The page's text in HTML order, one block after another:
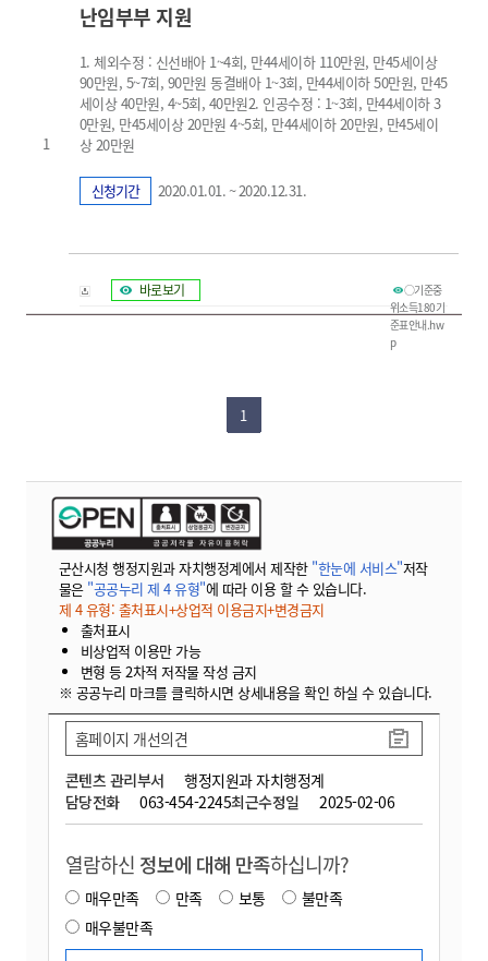
1
난임부부 지원
1. 체외수정 : 신선배아 1~4회, 만44세이하 110만원, 만45세이상
90만원, 5~7회, 90만원 동결배아 1~3회, 만44세이하 50만원, 만45
세이상 40만원, 4~5회, 40만원2. 인공수정 : 1~3회, 만44세이하 3
0만원, 만45세이상 20만원 4~5회, 만44세이하 20만원, 만45세이
상 20만원
신청기간 2020.01.01. ~ 2020.12.31.
○기준중
위소득180기
준표안내.hw
p
바로보기
1
군산시청 행정지원과 자치행정계에서 제작한 "한눈에 서비스"저작
물은 "공공누리 제 4 유형"에 따라 이용 할 수 있습니다.
제 4 유형: 출처표시+상업적 이용금지+변경금지
출처표시
비상업적 이용만 가능
변형 등 2차적 저작물 작성 금지
※ 공공누리 마크를 클릭하시면 상세내용을 확인 하실 수 있습니다.
콘텐츠 관리부서
행정지원과 자치행정계
담당전화
063-454-2245최근수정일 2025-02-06
홈페이지 개선의견
열람하신 정보에 대해 만족하십니까?
매우만족 만족 보통
불만족
매우불만족